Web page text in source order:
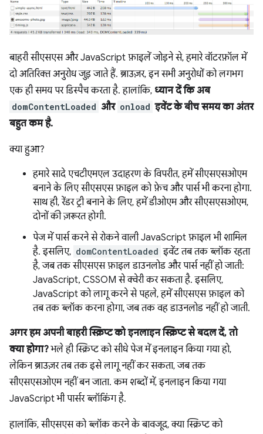
बाहरी सीएसएस और JavaScript फ़ाइलें जोड़ने से, हमारे वॉटरफ़ॉल में
दो अतिरिक्त अनुरोध जुड़ जाते हैं. ब्राउज़र, इन सभी अनुरोधों को लगभग
एक ही समय पर डिस्पैच करता है. हालांकि, ध्यान दें कि अब
domContentLoaded और onload इवेंट के बीच समय का अंतर
बहुत कम है.
क्या हुआ?
हमारे सादे एचटीएमएल उदाहरण के विपरीत, हमें सीएसएसओएम
बनाने के लिए सीएसएस फ़ाइल को फ़ेच और पार्स भी करना होगा.
साथ ही, रेंडर ट्री बनाने के लिए, हमें डीओएम और सीएसएसओएम,
दोनों की ज़रूरत होगी.
पेज में पार्स करने से रोकने वाली JavaScript फ़ाइल भी शामिल
है. इसलिए, domContentLoaded इवेंट तब तक ब्लॉक रहता
है, जब तक सीएसएस फ़ाइल डाउनलोड और पार्स नहीं हो जाती:
JavaScript, CSSOM से क्वेरी कर सकता है. इसलिए,
JavaScript को लागू करने से पहले, हमें सीएसएस फ़ाइल को
तब तक ब्लॉक करना होगा, जब तक वह डाउनलोड नहीं हो जाती.
अगर हम अपनी बाहरी स्क्रिप्ट को इनलाइन स्क्रिप्ट से बदल दें, तो
क्या होगा?भले ही स्क्रिप्ट को सीधे पेज में इनलाइन किया गया हो,
लेकिन ब्राउज़र तब तक इसे लागू नहीं कर सकता, जब तक
सीएसएसओएम नहीं बन जाता. कम शब्दों में, इनलाइन किया गया
JavaScript भी पार्सर ब्लॉकिंग है.
हालांकि, सीएसएस को ब्लॉक करने के बावजूद, क्या स्क्रिप्ट को